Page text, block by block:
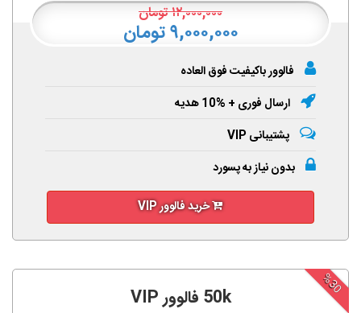
۱۲,۰۰۰,۰۰۰تومان
۹,۰۰۰,۰۰۰ تومان
فالوور باکیفیت فوق العاده
ارسال فوری + %10 هدیه
پشتیبانی VIP
بدون نیاز به پسورد
خرید فالوور VIP
%30
50k فالوور VIP